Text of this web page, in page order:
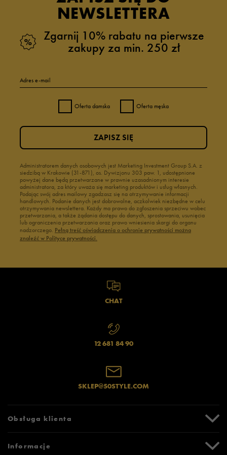
NEWSLETTERA
Zgarnij 10% rabatu na pierwsze
zakupy za min. 250 zł
Adres e-mail
Oferta damska Oferta męska
Administratorem danych osobowych jest Marketing Investment Group S.A. z
siedzibą w Krakowie (31-871), os. Dywizjonu 303 paw. 1, udostępnione
powyżej dane będą przetwarzane w prawnie uzasadnionym interesie
administratora, za który uważa się marketing produktów i usług własnych.
Podając swój adres mailowy zgadzasz się na otrzymywanie informacji
handlowych. Podanie danych jest dobrowolne, aczkolwiek niezbędne w celu
otrzymywania newslettera. Każdy ma prawo do zgłoszenia sprzeciwu wobec
przetwarzania, a także żądania dostępu do danych, sprostowania, usunięcia
lub ograniczenia przetwarzania oraz prawo wniesienia skargi do organu
nadzorczego. Pełną treść oświadczenia o ochronie prywatności można
znaleźć w Polityce prywatności.
ZAPISZ SIĘ
CHAT
12 681 84 90
SKLEP@50STYLE.COM
Obsługa klienta
Zwroty i reklamacje
Informacje